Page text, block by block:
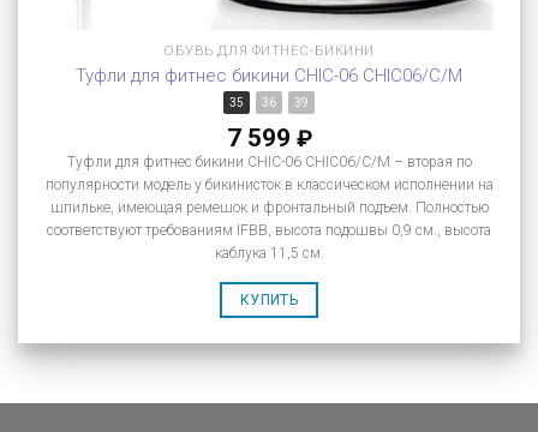
ОБУВЬ ДЛЯ ФИТНЕС-БИКИНИ
Туфли для фитнес бикини CHIC-06 CHIC06/C/M
35 36 39
7 599 ₽
Туфли для фитнес бикини CHIC-06 CHIC06/C/M – вторая по
популярности модель у бикинисток в классическом исполнении на
шпильке, имеющая ремешок и фронтальный подъем. Полностью
соответствуют требованиям IFBB, высота подошвы 0,9 см., высота
каблука 11,5 см.
КУПИТЬ